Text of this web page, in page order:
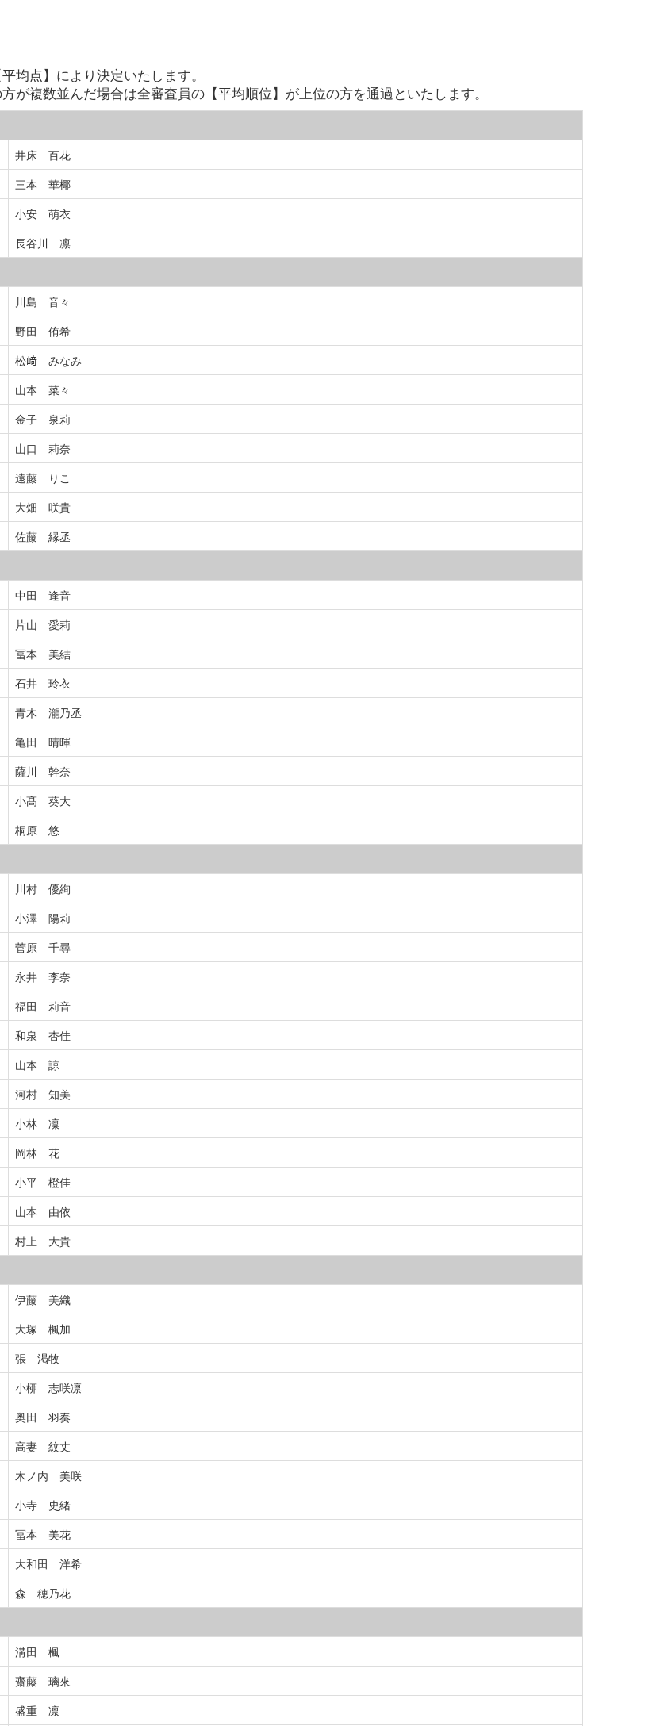
均点】により決定いたします。
が複数並んだ場合は全審査員の【平均順位】が上位の方を通過といたします。
井床 百花
三本 華椰
小安 萌衣
長谷川 凛
川島 音々
野田 侑希
松﨑 みなみ
山本 菜々
金子 泉莉
山口 莉奈
遠藤 りこ
大畑 咲貴
佐藤 縁丞
中田 逢音
片山 愛莉
冨本 美結
石井 玲衣
青木 瀧乃丞
亀田 晴暉
薩川 幹奈
小髙 葵大
桐原 悠
川村 優絢
小澤 陽莉
菅原 千尋
永井 李奈
福田 莉音
和泉 杏佳
山本 諒
河村 知美
小林 凜
岡林 花
小平 橙佳
山本 由依
村上 大貴
伊藤 美織
大塚 楓加
張 渇牧
小桺 志咲凛
奥田 羽奏
高妻 紋丈
木ノ内 美咲
小寺 史緒
冨本 美花
大和田 洋希
森 穂乃花
溝田 楓
齋藤 璃來
盛重 凛